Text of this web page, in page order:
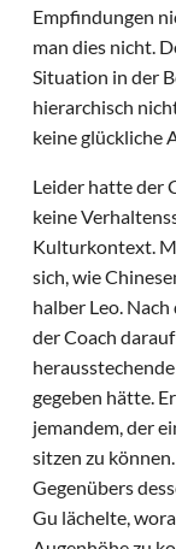
Empfindungen
man dies nicht.
Situation in der
hierarchisch
keine glückliche
Leider hatte der
keine
Kulturkontext.
sich, wie
halber Leo.
der Coach
gegeben hätte.
jemandem, der
sitzen zu
Gegenübers
Gu lächelte,